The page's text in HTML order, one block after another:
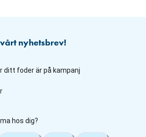
nyhetsbrev!
ditt foder är på kampanj
hos dig?